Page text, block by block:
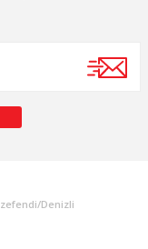
Denizli